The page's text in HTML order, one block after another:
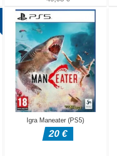
dva enaka bloka. Povezovalna linija
samo dva zavoja. Preizkusite to
povezave med ujemajočimi se
videti čudovito. Zabavaj se!Za